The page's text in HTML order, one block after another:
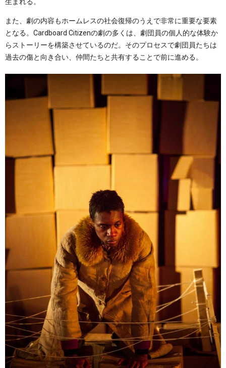
また、劇の内容もホームレスの社会復帰のうえで非常に重要な要素
となる。Cardboard Citizenの劇の多くは、劇団員の個人的な体験か
らストーリーを構築させているのだ。そのプロセスで劇団員たちは
過去の傷と向き合い、仲間たちと共有することで前に進める。